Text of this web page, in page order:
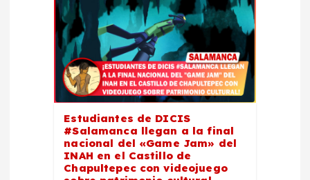
Estudiantes de DICIS
#Salamanca llegan a la final
nacional del «Game Jam» del
INAH en el Castillo de
Chapultepec con videojuego